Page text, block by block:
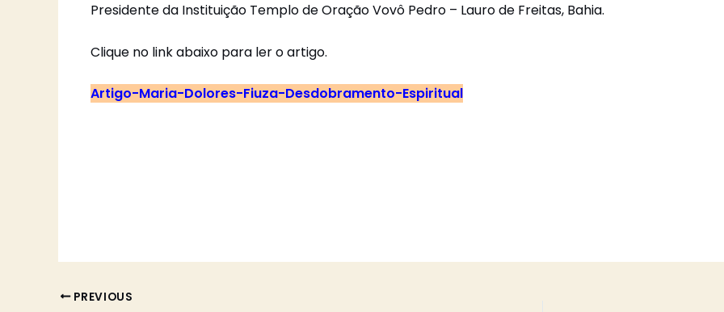
Presidente da Instituição Templo de Oração Vovô Pedro – Lauro de Freitas, Bahia.
Clique no link abaixo para ler o artigo.
Artigo-Maria-Dolores-Fiuza-Desdobramento-Espiritual
PREVIOUS